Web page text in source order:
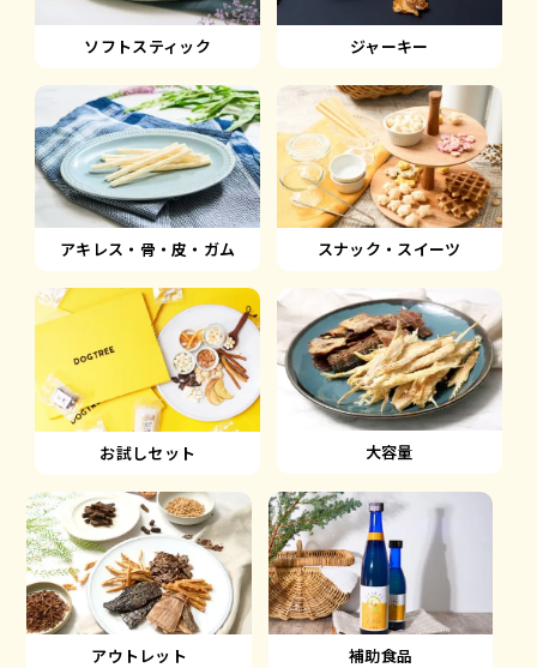
ソフトスティック ジャーキー
アキレス・骨・皮・ガム スナック・スイーツ
お試しセット 大容量
アウトレット 補助食品